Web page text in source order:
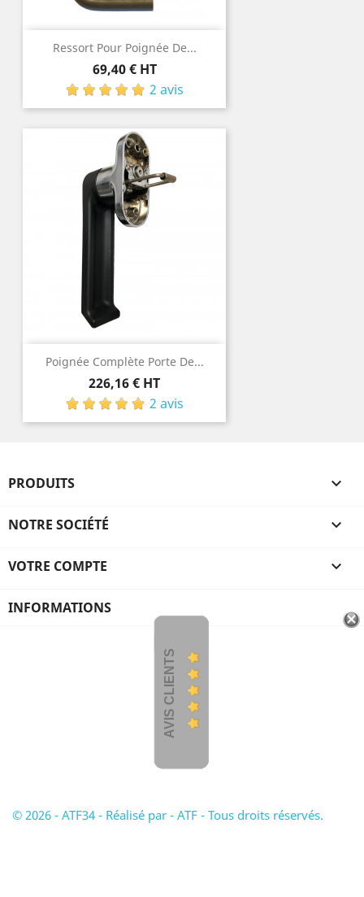
Ressort Pour Poignée De...
Prix
69,40 € HT
2 avis
Poignée Complète Porte De...
Prix
226,16 € HT
2 avis
PRODUITS 
NOTRE SOCIÉTÉ 
VOTRE COMPTE 
INFORMATIONS
AVIS CLIENTS
© 2026 - ATF34 - Réalisé par - ATF - Tous droits réservés.